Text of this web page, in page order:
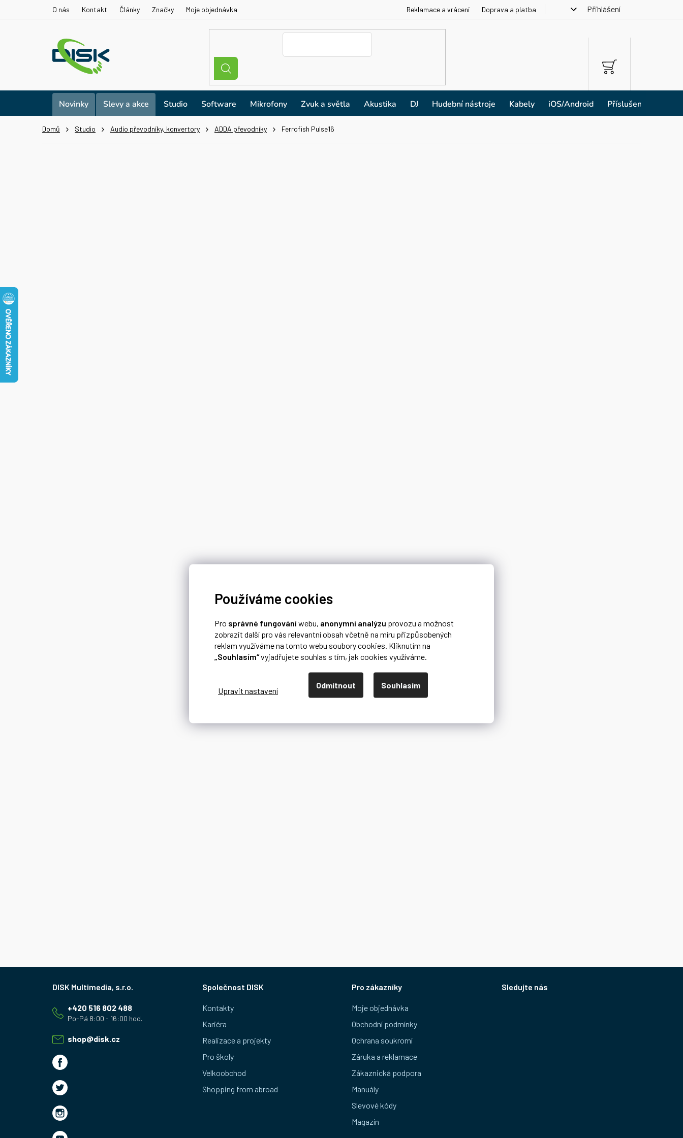
Používáme cookies
Pro správné fungováníwebu, anonymní analýzu provozu a možnost
zobrazit další pro vás relevantní obsah včetně na míru přizpůsobených
reklam využíváme na tomto webu soubory cookies. Kliknutím na
„Souhlasím“vyjadřujete souhlas s tím, jak cookies využíváme.
Odmítnout Souhlasím
O nás Kontakt Články Značky Moje objednávka Reklamace a vrácení Doprava a platba Přihlášení
NÁKUPNÍ
KOŠÍK
Novinky Slevy a akce Studio Software Mikrofony Zvuk a světla Akustika DJ Hudební nástroje Kabely iOS/Android Příslušenství
Domů Studio Audio převodníky, konvertory ADDA převodníky Ferrofish Pulse16
shop@disk.cz
+420 516 802 488
Společnost DISK
Kontakty
Kariéra
Realizace a projekty
Pro školy
Velkoobchod
Shopping from abroad
Pro zákazníky
Moje objednávka
Obchodní podmínky
Ochrana soukromí
Záruka a reklamace
Zákaznická podpora
Manuály
Slevové kódy
Magazín
Sledujte nás